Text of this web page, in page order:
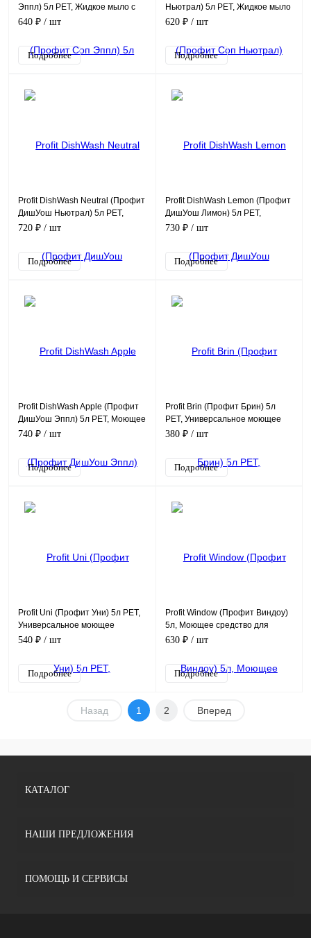
Эппл) 5л PET, Жидкое мыло с
ароматом яблока
640 ₽ / шт
Подробнее
Ньютрал) 5л PET, Жидкое мыло
без запаха
620 ₽ / шт
Подробнее
Profit DishWash Neutral (Профит
ДишУош Ньютрал) 5л PET,
Моющее средство без запаха
720 ₽ / шт
Подробнее
Profit DishWash Lemon (Профит
ДишУош Лимон) 5л PET,
Моющее средство с
посуд
730 ₽ / шт
Подробнее
Profit DishWash Apple (Профит
ДишУош Эппл) 5л PET, Моющее
средство с ароматом яблока
740 ₽ / шт
Подробнее
Profit Brin (Профит Брин) 5л
PET, Универсальное моющее
средство с ароматом лимона,
380 ₽ / шт
Подробнее
Profit Uni (Профит Уни) 5л PET,
Универсальное моющее
средство, концентрат 1/200
540 ₽ / шт
Подробнее
Profit Window (Профит Виндоу)
5л, Моющее средство для
стёкол, готовый к применению
630 ₽ / шт
Подробнее
Назад 1 2 Вперед
КАТАЛОГ
НАШИ ПРЕДЛОЖЕНИЯ
ПОМОЩЬ И СЕРВИСЫ